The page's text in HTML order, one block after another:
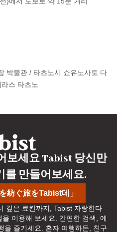
박물관 / 타츠노시 쇼유노사토 다
스 타츠노
紡ぐ旅をTabist데」
보세요 Tabist 당신만
를 만들어보세요.
깊은 료칸까지, Tabist 자랑한다
이용해 보세요. 간편한 검색, 예
을 즐기세요. 혼자 여행하든, 친구